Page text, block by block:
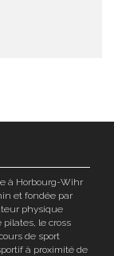
à Horbourg-Wihr
et fondée par
physique
pilates, le cross
de sport
à proximité de